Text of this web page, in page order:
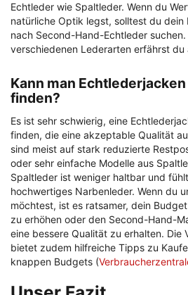
Echtleder wie Spaltleder. Wenn du
natürliche Optik legst, solltest du dein
nach Second-Hand-Echtleder
verschiedenen Lederarten erfährst du
Kann man
finden?
Es ist sehr schwierig, eine
finden, die eine akzeptable Qualität
sind meist auf stark reduzierte
oder sehr einfache Modelle aus
Spaltleder ist weniger haltbar und
hochwertiges Narbenleder. Wenn du
möchtest, ist es ratsamer, dein
zu erhöhen oder den Second-Hand-
eine bessere Qualität zu erhalten. Die
bietet zudem hilfreiche Tipps zu
knappen Budgets (